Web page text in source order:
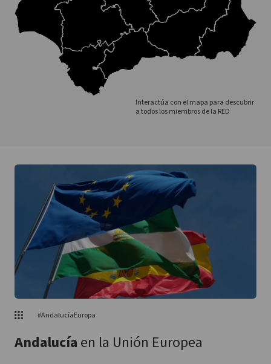
Interactúa con el mapa para descubrir
a todos los miembros de la RED
#AndalucíaEuropa
Andalucía en la Unión Europea